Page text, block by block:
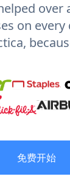
on
免费开始